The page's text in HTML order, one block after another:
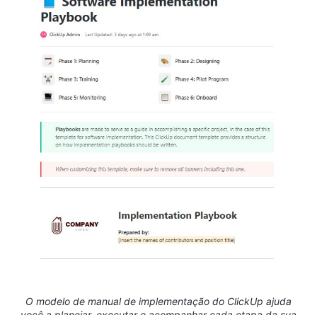
O modelo de manual de implementação do ClickUp ajuda